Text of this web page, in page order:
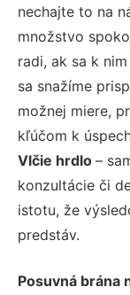
nechajte to na
množstvo
radi, ak sa k
sa snažíme
možnej miere,
kľúčom k
Vlčie hrdlo –
konzultácie či
istotu, že
predstáv.
Posuvná brána